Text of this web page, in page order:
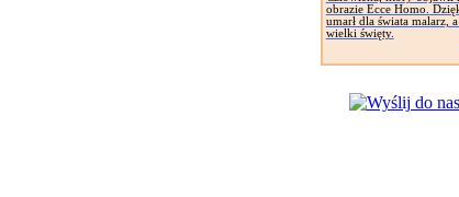
obrazie Ecce Homo.
umarł dla świata malarz,
wielki święty.